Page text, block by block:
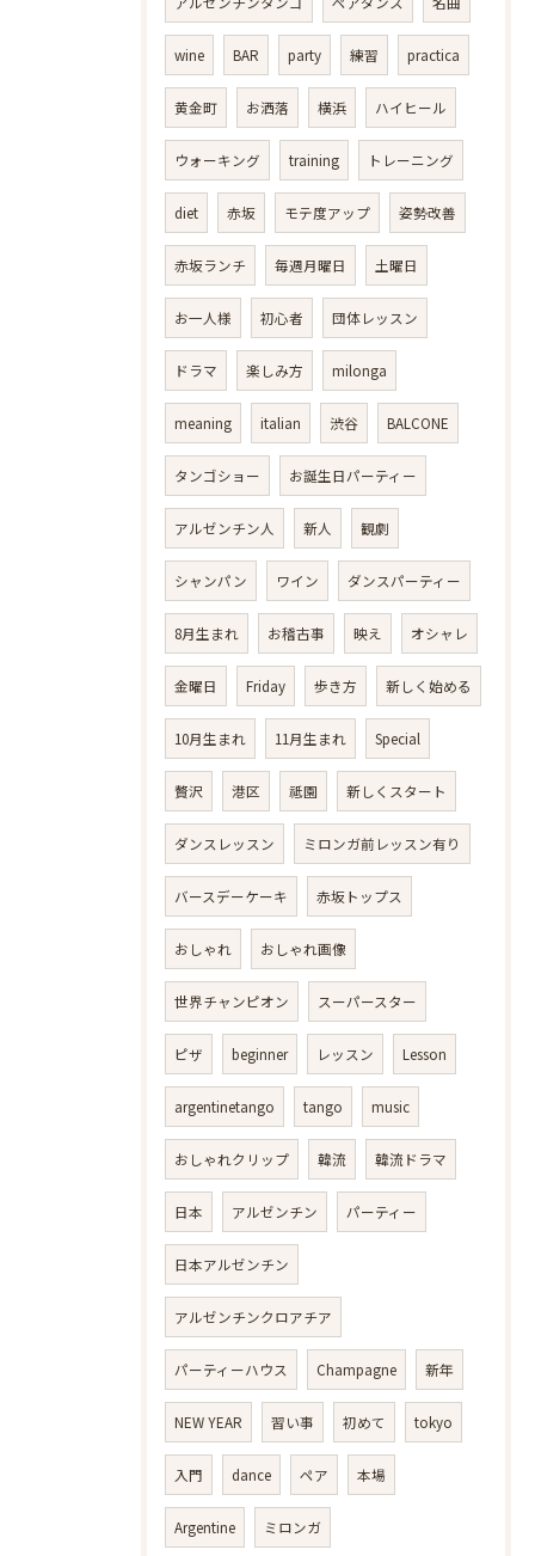
wine BAR party 練習 practica
黄金町 お洒落 横浜 ハイヒール
ウォーキング training トレーニング
diet 赤坂 モテ度アップ 姿勢改善
赤坂ランチ 毎週月曜日 土曜日
お一人様 初心者 団体レッスン
ドラマ 楽しみ方 milonga
meaning italian 渋谷 BALCONE
タンゴショー お誕生日パーティー
アルゼンチン人 新人 観劇
シャンパン ワイン ダンスパーティー
8月生まれ お稽古事 映え オシャレ
金曜日 Friday 歩き方 新しく始める
10月生まれ 11月生まれ Special
贅沢 港区 祗園 新しくスタート
ダンスレッスン ミロンガ前レッスン有り
バースデーケーキ 赤坂トップス
おしゃれ おしゃれ画像
世界チャンピオン スーパースター
ピザ beginner レッスン Lesson
argentinetango tango music
おしゃれクリップ 韓流 韓流ドラマ
日本 アルゼンチン パーティー
日本アルゼンチン
アルゼンチンクロアチア
パーティーハウス Champagne 新年
NEW YEAR 習い事 初めて tokyo
入門 dance ペア 本場
Argentine ミロンガ